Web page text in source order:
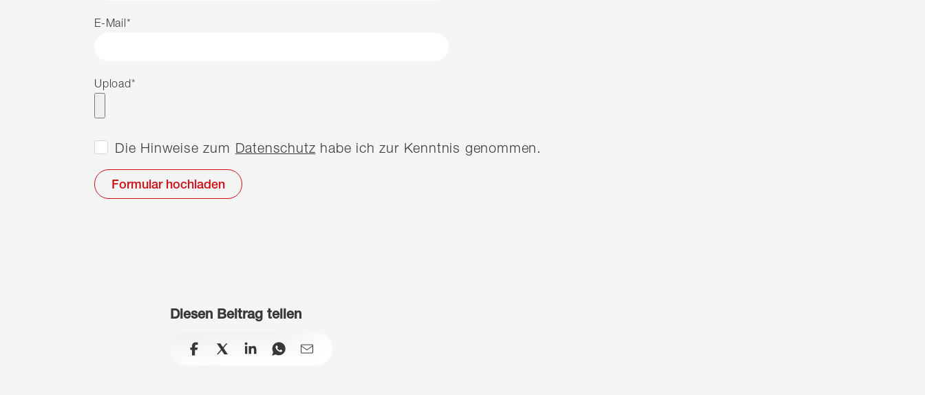
E-Mail*
Upload*
Die Hinweise zum Datenschutz habe ich zur Kenntnis genommen.
Diesen Beitrag teilen
facebook linkedinwhatsapp